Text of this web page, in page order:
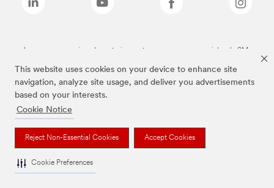
This website uses cookies on your device to enhance site
navigation, analyze site usage, and deliver you advertisements
based on your interests.
Cookie Notice
Reject Non-Essential Cookies Accept Cookies
Cookie Preferences
Las marcas mencionadas anteriormente son marcas comerciales de 3M.